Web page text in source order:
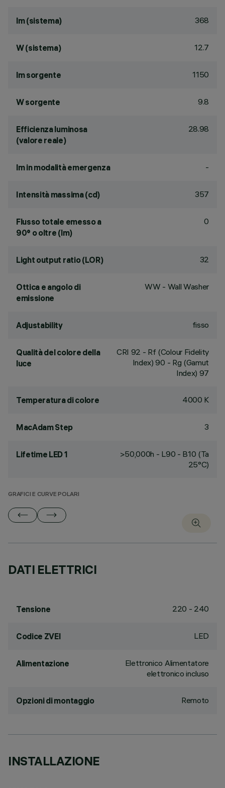
lm (sistema) 368
W (sistema) 12.7
lm sorgente 1150
W sorgente 9.8
Efficienza luminosa
(valore reale)
28.98
lm in modalità emergenza -
Intensità massima (cd) 357
Flusso totale emesso a
90° o oltre (lm)
0
Light output ratio (LOR) 32
Ottica e angolo di
emissione
WW - Wall Washer
Adjustability fisso
Qualità del colore della
luce
CRI 92 - Rf (Colour Fidelity
Index) 90 - Rg (Gamut
Index) 97
Temperatura di colore 4000 K
MacAdam Step 3
Lifetime LED 1
>50,000h - L90 - B10 (Ta
25°C)
GRAFICI E CURVE POLARI
DATI ELETTRICI
Tensione 220 - 240
Codice ZVEI LED
Alimentazione
Elettronico Alimentatore
elettronico incluso
Opzioni di montaggio Remoto
INSTALLAZIONE